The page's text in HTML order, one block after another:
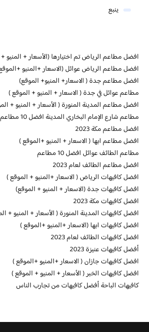
ينبع
افضل مطاعم الرياض تم اختيارها (الأسعار + المنيو
افضل مطاعم الرياض عوائل (الاسعار +المنيو
افضل مطاعم جدة ( الاسعار+ المنيو+ الموقع)
مطاعم عوائل في جدة ( الاسعار + المنيو + الموقع )
افضل مطاعم المدينة المنورة ( الأسعار + المنيو +
مطاعم شارع الإمام البخاري المدينة افضل 10 مطاعم ينصح بها
افضل مطاعم مكة 2023
افضل مطاعم ابها ( الاسعار + المنيو +الموقع )
مطاعم الطائف عوائل افضل 10 مطاعم
افضل مطاعم الطائف لعام 2023
افضل كافيهات الرياض ( الاسعار +المنيو + الموقع )
افضل كافيهات جدة (الاسعار + المنيو + الموقع)
افضل كافيهات مكة 2023
افضل كافيهات المدينة المنورة ( الأسعار + المنيو +
افضل كافيهات ابها (الاسعار +المنيو +الموقع )
افضل كافيهات الطائف لعام 2023
أفضل كافيهات عنيزة 2023
افضل كافيهات جازان ( الاسعار +المنيو +الموقع )
افضل كافيهات الخبر ( الأسعار + المنيو + الموقع )
كافيهات الباحة أفضل كافيهات من تجارب الناس